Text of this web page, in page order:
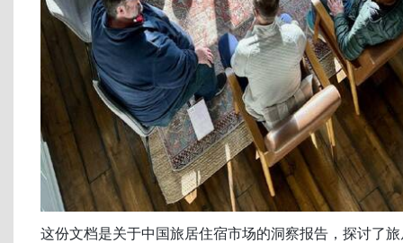
这份文档是关于中国旅居住宿市场的洞察报告，探讨了